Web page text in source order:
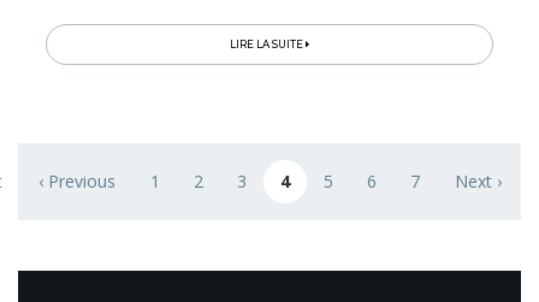
Bran...
LIRE LA SUITE
Previous page
‹ Previous Page
1 Page
2 Page
3 Page courante
4 Page
5 Page
6 Page
7 Next page
Next ›